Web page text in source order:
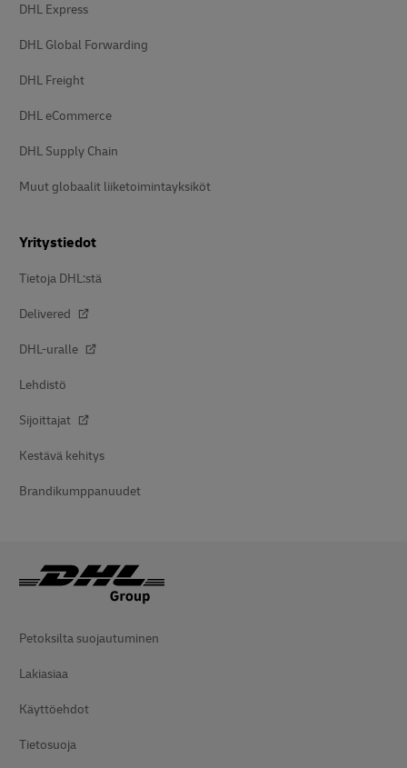
DHL Express
DHL Global Forwarding
DHL Freight
DHL eCommerce
DHL Supply Chain
Muut globaalit liiketoimintayksiköt
Yritystiedot
Tietoja DHL:stä
Delivered
DHL-uralle
Lehdistö
Sijoittajat
Kestävä kehitys
Brandikumppanuudet
Petoksilta suojautuminen
Lakiasiaa
Käyttöehdot
Tietosuoja